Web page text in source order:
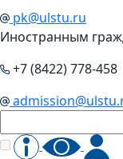
pk@ulstu.ru
Иностранным
+7 (8422) 778-458